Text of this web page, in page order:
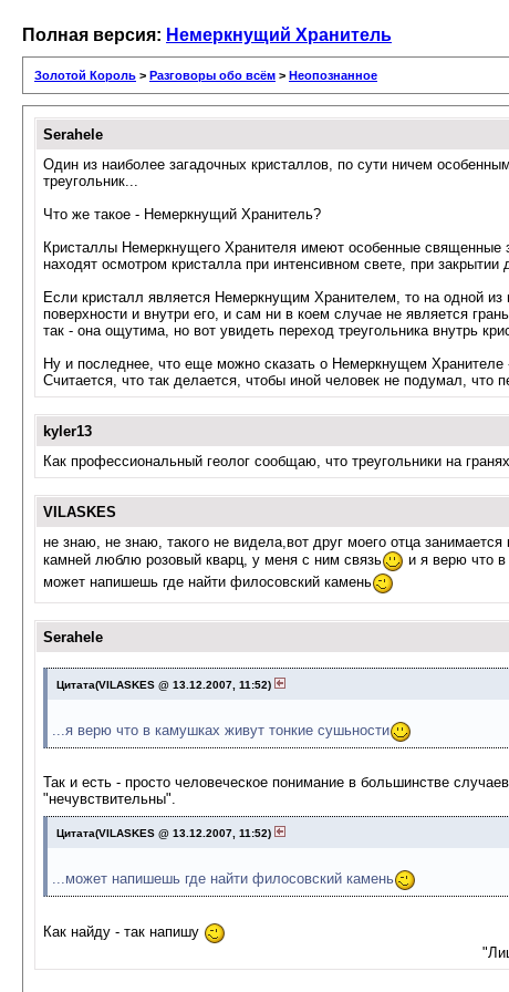
Полная версия: Немеркнущий Хранитель
Золотой Король > Разговоры обо всём > Неопознанное
Serahele
Один из наиболее загадочных кристаллов, по сути ничем
треугольник...
Что же такое - Немеркнущий Хранитель?
Кристаллы Немеркнущего Хранителя имеют особенные священные
находят осмотром кристалла при интенсивном свете, при
Если кристалл является Немеркнущим Хранителем, то на одной из
поверхности и внутри его, и сам ни в коем случае не является
так - она ощутима, но вот увидеть переход треугольника внутрь
Ну и последнее, что еще можно сказать о Немеркнущем Хранителе
Считается, что так делается, чтобы иной человек не подумал,
kyler13
Как профессиональный геолог сообщаю, что треугольники на
VILASKES
не знаю, не знаю, такого не видела,вот друг моего отца
камней люблю розовый кварц, у меня с ним связь
и я верю что
может напишешь где найти филосовский камень
Serahele
Цитата(VILASKES @ 13.12.2007, 11:52)
...я верю что в камушках живут тонкие сушьности
Так и есть - просто человеческое понимание в большинстве
"нечувствительны".
Цитата(VILASKES @ 13.12.2007, 11:52)
...может напишешь где найти филосовский камень
Как найду - так напишу